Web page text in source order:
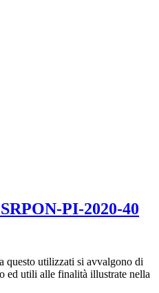
PI-2020-40
questo utilizzati si avvalgono di
ed utili alle finalità illustrate nella